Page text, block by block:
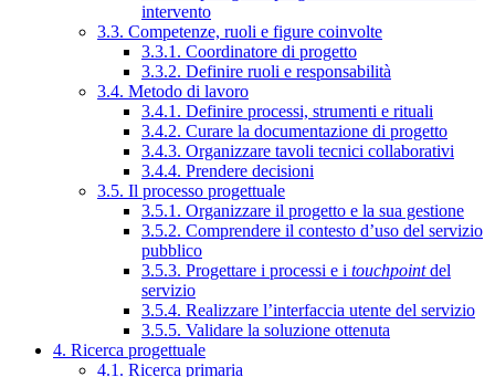
intervento
3.3. Competenze, ruoli e figure coinvolte
3.3.1. Coordinatore di progetto
3.3.2. Definire ruoli e responsabilità
3.4. Metodo di lavoro
3.4.1. Definire processi, strumenti e rituali
3.4.2. Curare la documentazione di progetto
3.4.3. Organizzare tavoli tecnici collaborativi
3.4.4. Prendere decisioni
3.5. Il processo progettuale
3.5.1. Organizzare il progetto e la sua gestione
3.5.2. Comprendere il contesto d’uso del servizio
pubblico
3.5.3. Progettare i processi e i touchpointdel
servizio
3.5.4. Realizzare l’interfaccia utente del servizio
3.5.5. Validare la soluzione ottenuta
4. Ricerca progettuale
4.1. Ricerca primaria